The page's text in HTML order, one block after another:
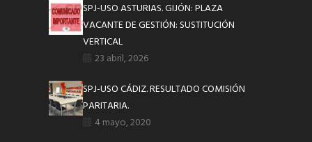
SPJ-USO ASTURIAS. GIJÓN: PLAZA
VACANTE DE GESTIÓN: SUSTITUCIÓN
VERTICAL
23 abril, 2026
SPJ-USO CÁDIZ. RESULTADO COMISIÓN
PARITARIA.
4 mayo, 2020